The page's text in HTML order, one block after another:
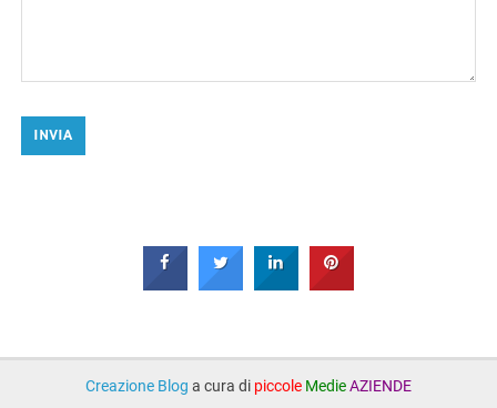
Creazione Blog a cura di piccole MedieAZIENDE